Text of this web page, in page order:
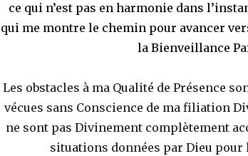
ce qui n’est pas en harmonie dans
qui me montre le chemin pour avancer
la Bienveillance
Les obstacles à ma Qualité de Présence
vécues sans Conscience de ma filiation
ne sont pas Divinement complètement
situations données par Dieu pour